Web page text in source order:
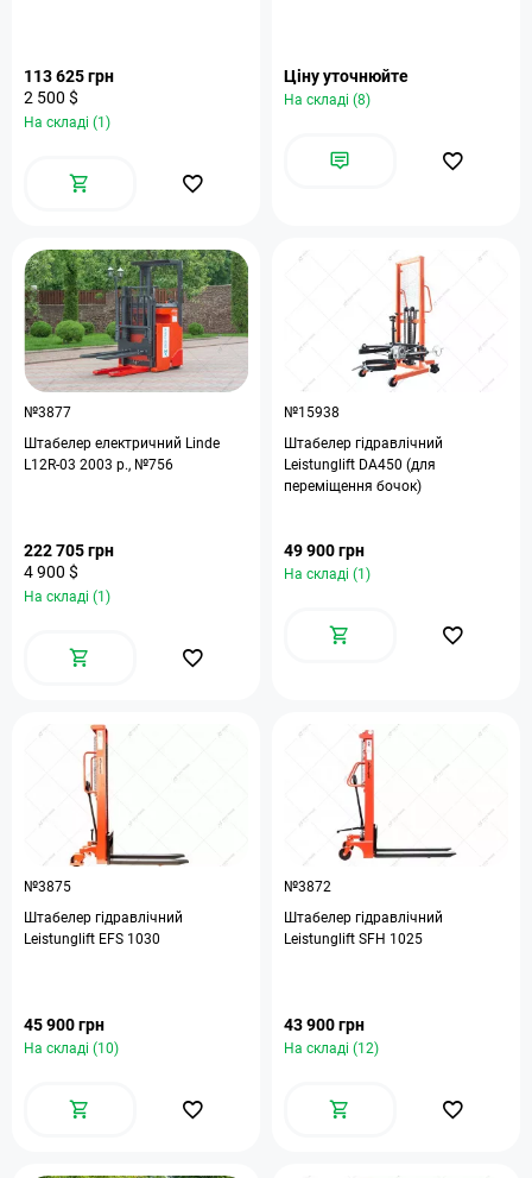
113 625 грн
2 500 $
На складі (1)
Ціну уточнюйте
На складі (8)
№3877
Штабелер електричний Linde
L12R-03 2003 р., №756
222 705 грн
4 900 $
На складі (1)
№15938
Штабелер гідравлічний
Leistunglift DA450 (для
переміщення бочок)
49 900 грн
На складі (1)
№3875
Штабелер гідравлічний
Leistunglift EFS 1030
45 900 грн
На складі (10)
№3872
Штабелер гідравлічний
Leistunglift SFH 1025
43 900 грн
На складі (12)